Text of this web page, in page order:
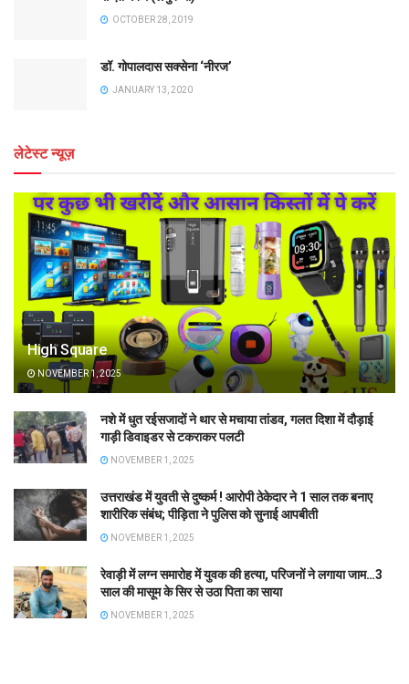
OCTOBER 28, 2019
डॉ. गोपालदास सक्सेना ‘नीरज’
JANUARY 13, 2020
लेटेस्ट न्यूज़
High Square
NOVEMBER 1, 2025
नशे में धुत रईसजादों ने थार से मचाया तांडव, गलत दिशा में दौड़ाई
गाड़ी डिवाइडर से टकराकर पलटी
NOVEMBER 1, 2025
उत्तराखंड में युवती से दुष्कर्म ! आरोपी ठेकेदार ने 1 साल तक बनाए
शारीरिक संबंध; पीड़िता ने पुलिस को सुनाई आपबीती
NOVEMBER 1, 2025
रेवाड़ी में लग्न समारोह में युवक की हत्या, परिजनों ने लगाया जाम…3
साल की मासूम के सिर से उठा पिता का साया
NOVEMBER 1, 2025